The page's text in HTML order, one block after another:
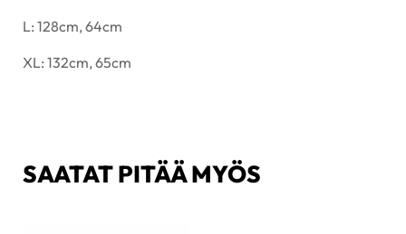
L: 128cm, 64cm
XL: 132cm, 65cm
SAATAT PITÄÄ MYÖS